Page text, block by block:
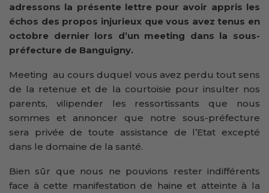
adressons la présente lettre pour avoir appris les
échos des propos injurieux que vous avez tenus en
octobre dernier lors d’un meeting dans la sous-
préfecture de Banguigny.
Meeting au cours duquel vous avez perdu tout sens
de la retenue et de la courtoisie pour insulter nos
parents, vilipender les ressortissants que nous
sommes et annoncer que notre sous-préfecture
sera privée de toute assistance de l’Etat excepté
dans le domaine de la santé.
Bien sûr que nous ne pouvions rester indifférents
face à cette manifestation de haine et atteinte à la